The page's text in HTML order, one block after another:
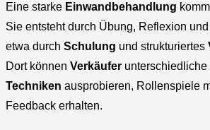
Eine starke Einwandbehandlung
Sie entsteht durch Übung, Reflexion
etwa durch Schulung und strukturiertes
Dort können Verkäufer unterschiedliche
Techniken ausprobieren, Rollenspiele
Feedback erhalten.